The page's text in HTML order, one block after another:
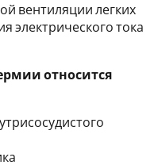
вентиляции легких
электрического тока
относится